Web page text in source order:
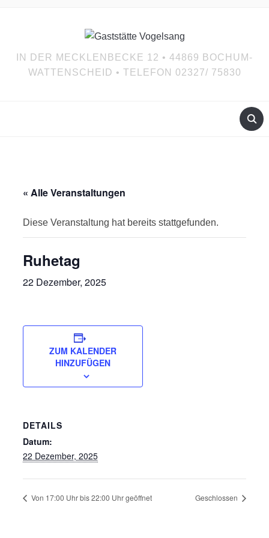
IN DER MECKLENBECKE 12 • 44869 BOCHUM-
WATTENSCHEID • TELEFON 02327/ 75830
« Alle Veranstaltungen
Diese Veranstaltung hat bereits stattgefunden.
Ruhetag
22 Dezember, 2025
ZUM KALENDER
HINZUFÜGEN
DETAILS
Datum:
22 Dezember, 2025
Von 17:00 Uhr bis 22:00 Uhr geöffnet Geschlossen